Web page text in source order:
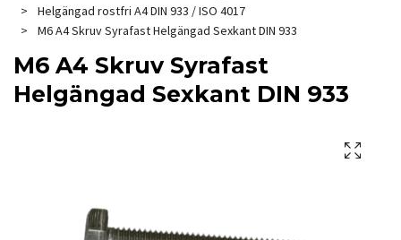
Helgängad rostfri A4 DIN 933 / ISO 4017
M6 A4 Skruv Syrafast Helgängad Sexkant DIN 933
M6 A4 Skruv Syrafast
Helgängad Sexkant DIN 933